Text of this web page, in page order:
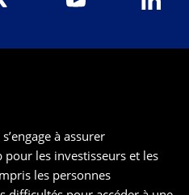
à assurer
pour les investisseurs et les
les personnes